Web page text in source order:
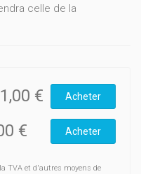
celle de la
€ Acheter
€ Acheter
TVA et d'autres moyens de